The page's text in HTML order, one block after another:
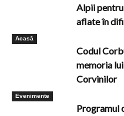
Alpii
aflate în
Acasă
Codul
memoria
Corvinilor
Evenimente
Programul